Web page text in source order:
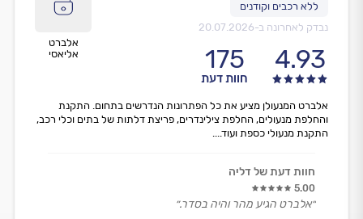
אלברט
אליאסי
נבדק לאחרונה ב-20.07.2026
4.93
175
חוות דעת
אלברט המנעולן מציע את כל הפתרונות הנדרשים בתחום. התקנת
והחלפת מנעולים, החלפת צילינדרים, פריצת דלתות של בתים וכלי רכב,
התקנת מנעולי כספת ועוד....
חוות דעת של דליה
5.00
״אלברט הגיע מהר והיה בסדר.״